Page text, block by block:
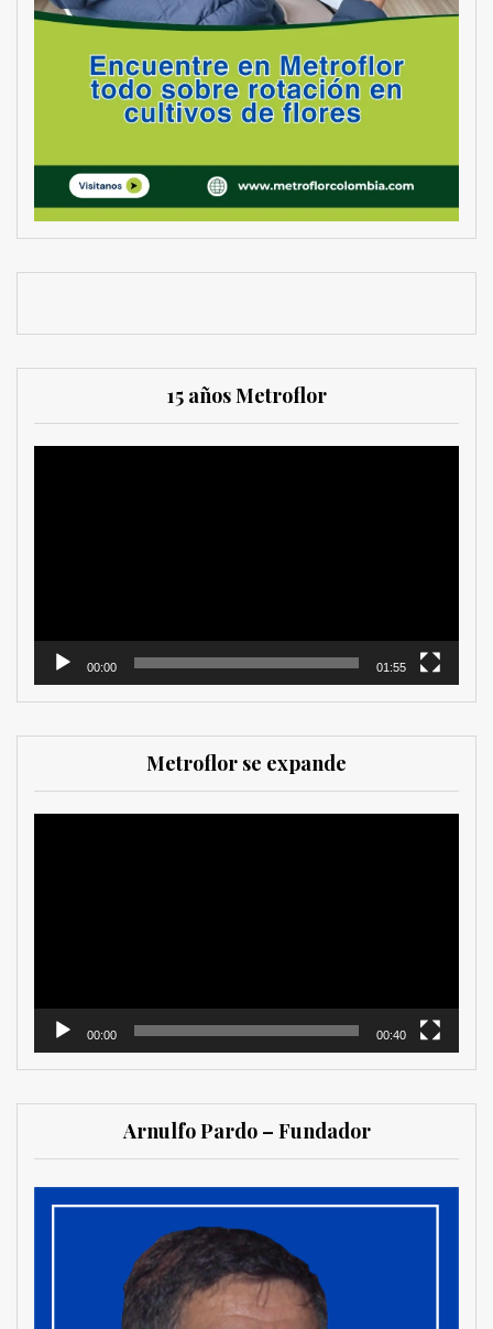
15 años Metroflor
00:00 01:55
Metroflor se expande
00:00 00:40
Arnulfo Pardo – Fundador